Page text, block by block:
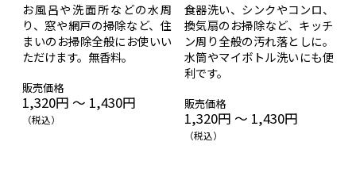
お風呂や洗面所などの水周
り、窓や網戸の掃除など、住
まいのお掃除全般にお使いい
ただけます。無香料。
販売価格
1,320円 ～ 1,430円
（税込）
食器洗い、シンクやコンロ、
換気扇のお掃除など、キッチ
ン周り全般の汚れ落としに。
水筒やマイボトル洗いにも便
利です。
販売価格
1,320円 ～ 1,430円
（税込）